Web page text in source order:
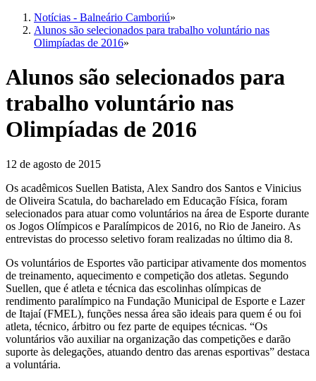
Notícias - Balneário Camboriú»
Alunos são selecionados para trabalho voluntário nas
Olimpíadas de 2016»
Alunos são selecionados para
trabalho voluntário nas
Olimpíadas de 2016
12 de agosto de 2015
Os acadêmicos Suellen Batista, Alex Sandro dos Santos e Vinicius
de Oliveira Scatula, do bacharelado em Educação Física, foram
selecionados para atuar como voluntários na área de Esporte durante
os Jogos Olímpicos e Paralímpicos de 2016, no Rio de Janeiro. As
entrevistas do processo seletivo foram realizadas no último dia 8.
Os voluntários de Esportes vão participar ativamente dos momentos
de treinamento, aquecimento e competição dos atletas. Segundo
Suellen, que é atleta e técnica das escolinhas olímpicas de
rendimento paralímpico na Fundação Municipal de Esporte e Lazer
de Itajaí (FMEL), funções nessa área são ideais para quem é ou foi
atleta, técnico, árbitro ou fez parte de equipes técnicas. “Os
voluntários vão auxiliar na organização das competições e darão
suporte às delegações, atuando dentro das arenas esportivas” destaca
a voluntária.